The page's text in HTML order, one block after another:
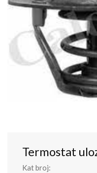
Termostat
Kat broj: